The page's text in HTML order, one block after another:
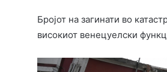
Бројот на загинати во
високиот венецуелски